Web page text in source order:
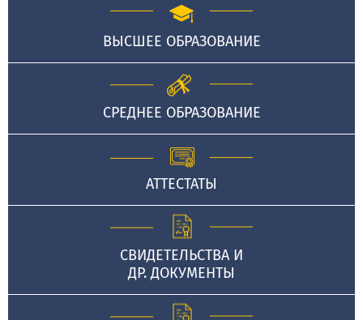
ВЫСШЕЕ ОБРАЗОВАНИЕ
СРЕДНЕЕ ОБРАЗОВАНИЕ
АТТЕСТАТЫ
СВИДЕТЕЛЬСТВА И
ДР. ДОКУМЕНТЫ